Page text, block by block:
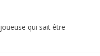
qui sait être